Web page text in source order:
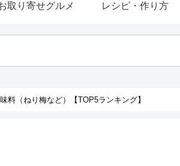
取り寄せグルメ レシピ・作り方
料（ねり梅など）【TOP5ランキング】